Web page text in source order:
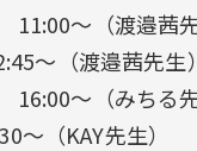
〜（渡邉茜先
〜（渡邉茜先生）
〜（みちる先
〜（KAY先生）